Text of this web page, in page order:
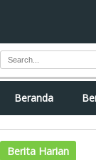
Beranda
Berita Harian